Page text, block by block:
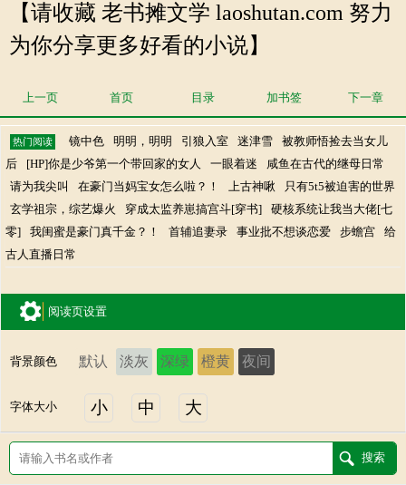
【请收藏 老书摊文学 laoshutan.com 努力
为你分享更多好看的小说】
上一页 首页 目录 加书签 下一章
热门阅读 镜中色 明明，明明 引狼入室 迷津雪
被教师悟捡去当女儿
后
[HP]你是少爷第一个带回家的女人 一眼着迷
咸鱼在古代的继母日常
请为我尖叫
在豪门当妈宝女怎么啦？！ 上古神啾
只有5t5被迫害的世界
玄学祖宗，综艺爆火
穿成太监养崽搞宫斗[穿书]
硬核系统让我当大佬[七
零]
我闺蜜是豪门真千金？！ 首辅追妻录 事业批不想谈恋爱 步蟾宫
给
古人直播日常
阅读页设置
背景颜色 默认 淡灰 深绿 橙黄 夜间
字体大小 小 中 大